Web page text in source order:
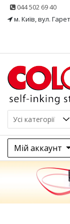
Skip 044 502 69 40
м. Київ, вул.
КОЛОП
одного
Мій аккаунт